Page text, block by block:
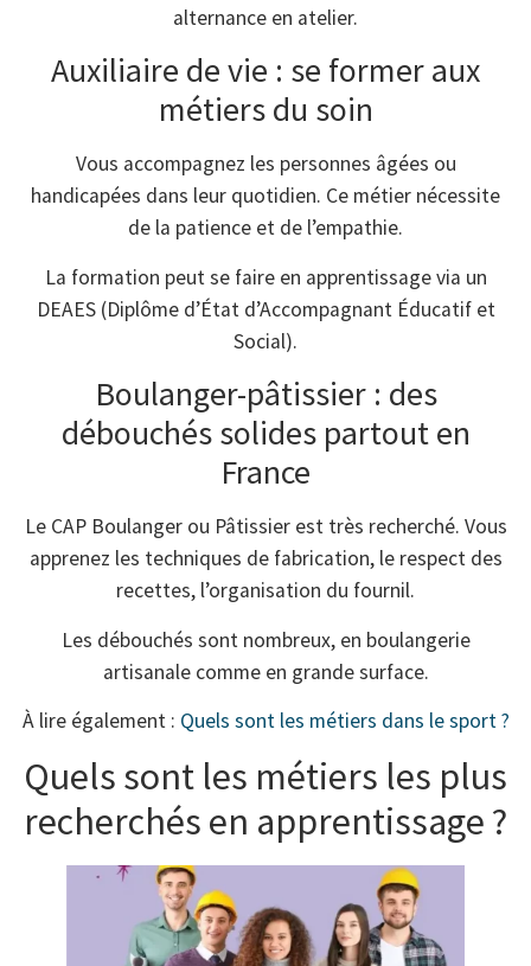
alternance en atelier.
Auxiliaire de vie : se former aux
métiers du soin
Vous accompagnez les personnes âgées ou
handicapées dans leur quotidien. Ce métier nécessite
de la patience et de l’empathie.
La formation peut se faire en apprentissage via un
DEAES (Diplôme d’État d’Accompagnant Éducatif et
Social).
Boulanger-pâtissier : des
débouchés solides partout en
France
Le CAP Boulanger ou Pâtissier est très recherché. Vous
apprenez les techniques de fabrication, le respect des
recettes, l’organisation du fournil.
Les débouchés sont nombreux, en boulangerie
artisanale comme en grande surface.
À lire également : Quels sont les métiers dans le sport ?
Quels sont les métiers les plus
recherchés en apprentissage ?